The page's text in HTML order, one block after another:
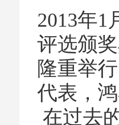
2013年1
评选颁
隆重举
代表，
在过去